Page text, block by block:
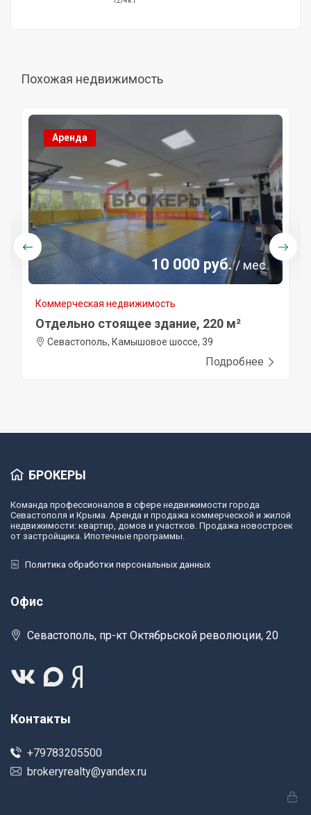
Похожая недвижимость
Аренда
10 000 руб./ мес.
Коммерческая недвижимость
Отдельно стоящее здание, 220 м²
Севастополь, Камышовое шоссе, 39
Подробнее
БРОКЕРЫ
Команда профессионалов в сфере недвижимости города
Севастополя и Крыма. Аренда и продажа коммерческой и жилой
недвижимости: квартир, домов и участков. Продажа новостроек
от застройщика. Ипотечные программы.
Политика обработки персональных данных
Офис
Севастополь, пр-кт Октябрьской революции, 20
Контакты
+79783205500
brokeryrealty@yandex.ru